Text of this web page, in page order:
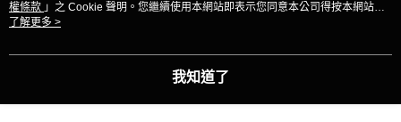
權條款 」之 Cookie 聲明。您繼續使用本網站即表示您同意本公司得按本網站使
用條款之 Cookie 聲明使用 cookie。
了解更多 >
我知道了